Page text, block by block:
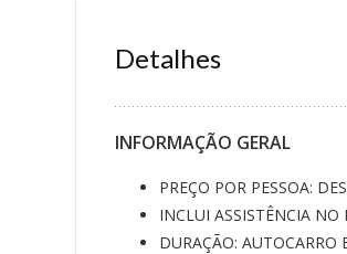
Detalhes
INFORMAÇÃO GERAL
PREÇO POR PESSOA:
INCLUI ASSISTÊNCIA
DURAÇÃO: AUTOCARRO